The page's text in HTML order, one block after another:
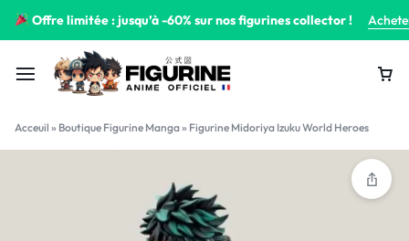
Offre limitée : jusqu’à -60% sur nos figurines collector !
Acceuil » Boutique Figurine Manga» Figurine Midoriya Izuku World Heroes